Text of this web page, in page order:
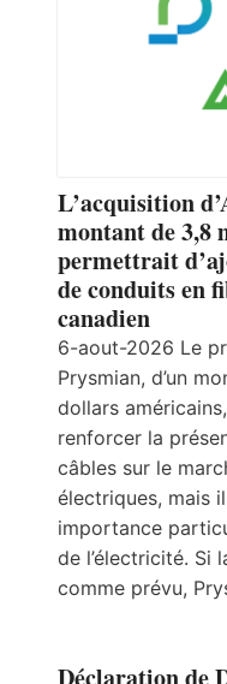
L’acquisition
montant de 3,8
permettrait
de conduits en
canadien
6-aout-2026 Le
Prysmian, d’un
dollars
renforcer la
câbles sur le
électriques, mais
importance
de l’électricité. Si
comme prévu,
Déclaration de